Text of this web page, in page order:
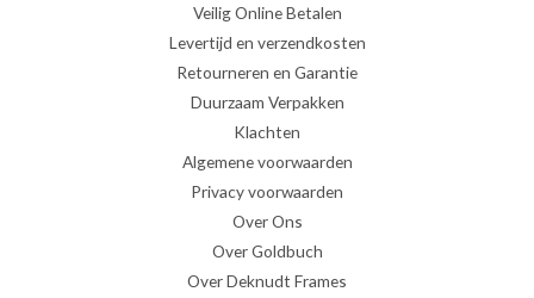
Veilig Online Betalen
Levertijd en verzendkosten
Retourneren en Garantie
Duurzaam Verpakken
Klachten
Algemene voorwaarden
Privacy voorwaarden
Over Ons
Over Goldbuch
Over Deknudt Frames